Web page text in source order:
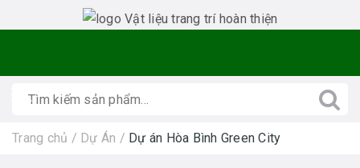
Trang chủ / Dự Án / Dự án Hòa Bình Green City